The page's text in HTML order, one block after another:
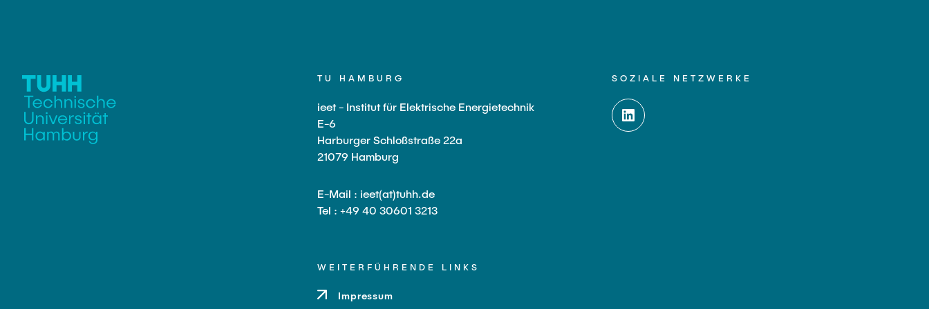
TU HAMBURG
ieet - Institut für Elektrische Energietechnik
E-6
Harburger Schloßstraße 22a
21079 Hamburg
E-Mail : ieet(at)tuhh.de
Tel : +49 40 30601 3213
SOZIALE NETZWERKE
WEITERFÜHRENDE LINKS
Impressum